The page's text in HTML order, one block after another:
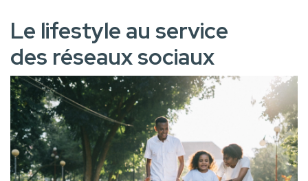
Le lifestyle au service
des réseaux sociaux